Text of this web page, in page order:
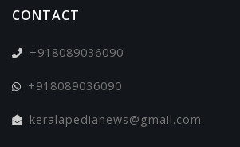
CONTACT
+918089036090
+918089036090
keralapedianews@gmail.com